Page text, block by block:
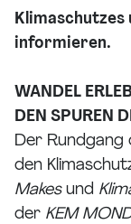
Klimaschutzes
informieren.
WANDEL
DEN SPUREN
Der
den
Makesund
der KEM